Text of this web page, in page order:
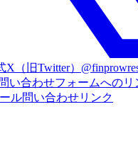
X（旧Twitter）
い合わせフォームへのリ
ル問い合わせリンク